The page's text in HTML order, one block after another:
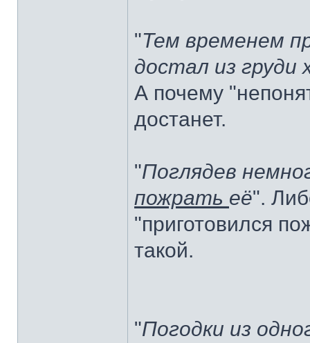
"Тем временем
достал из
А почему
достанет.
"Поглядев
пожрать её".
"приготовился
такой.
"Погодки из